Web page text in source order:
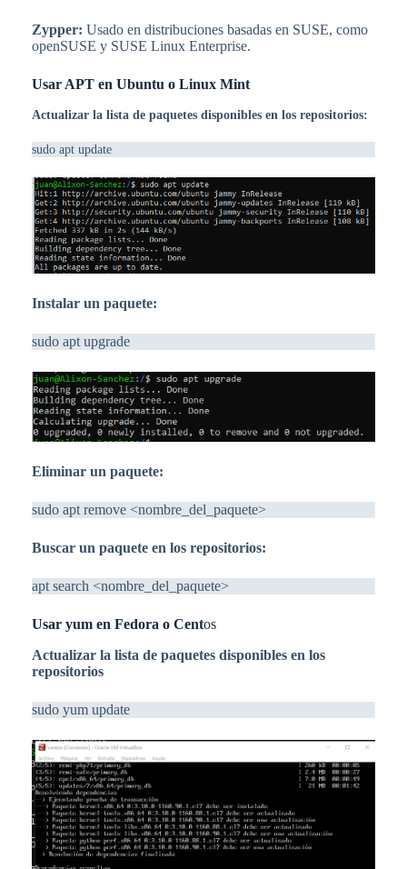
Zypper: Usado en distribuciones basadas en SUSE, como
openSUSE y SUSE Linux Enterprise.
Usar APT en Ubuntu o Linux Mint
Actualizar la lista de paquetes disponibles en los repositorios:
sudo apt update
Instalar un paquete:
sudo apt upgrade
Eliminar un paquete:
sudo apt remove <nombre_del_paquete>
Buscar un paquete en los repositorios:
apt search <nombre_del_paquete>
Usar yum en Fedora o Centos
Actualizar la lista de paquetes disponibles en los
repositorios
sudo yum update